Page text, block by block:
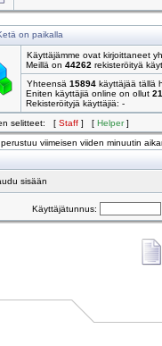
on paikalla
Käyttäjämme ovat kirjoittaneet
Meillä on 44262 rekisteröityä
Yhteensä 15894 käyttäjää tällä
Eniten käyttäjiä online on ollut
Rekisteröityjä käyttäjiä: -
selitteet: [ Staff ] [ Helper]
viimeisen viiden minuutin
sisään
Käyttäjätunnus: